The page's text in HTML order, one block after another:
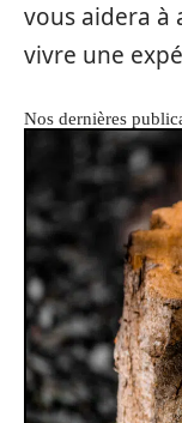
vous aidera à
vivre une
Nos dernières